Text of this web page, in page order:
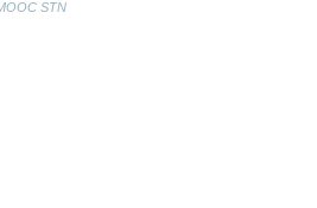
STN